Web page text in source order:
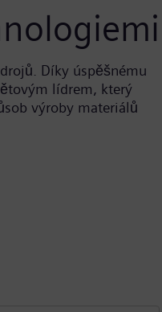
Díky úspěšnému
lídrem, který
výroby materiálů